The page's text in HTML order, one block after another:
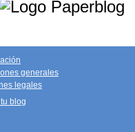
generales
legales
blog